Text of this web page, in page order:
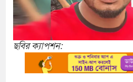
ছবির ক্যাপশন: